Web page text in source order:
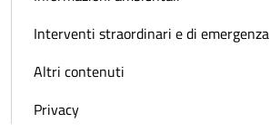
Interventi straordinari e di emergenza
Altri contenuti
Privacy